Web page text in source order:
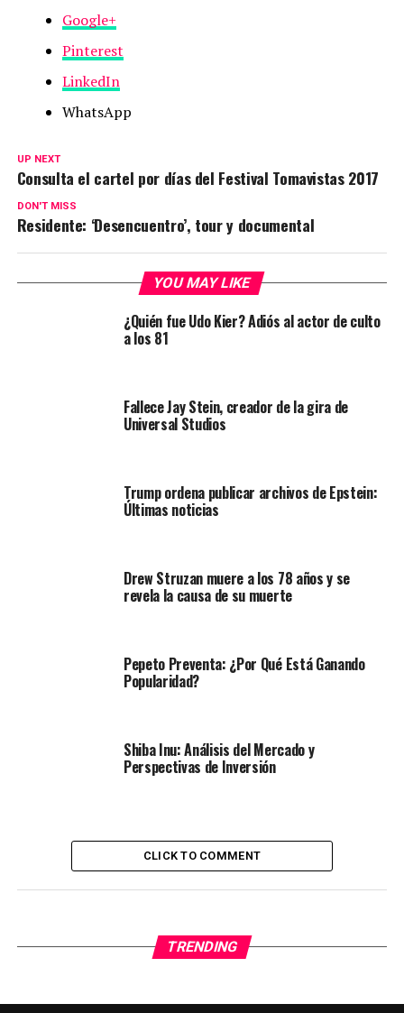
Google+
Pinterest
LinkedIn
WhatsApp
UP NEXT
Consulta el cartel por días del Festival Tomavistas 2017
DON'T MISS
Residente: ‘Desencuentro’, tour y documental
YOU MAY LIKE
¿Quién fue Udo Kier? Adiós al actor de culto
a los 81
Fallece Jay Stein, creador de la gira de
Universal Studios
Trump ordena publicar archivos de Epstein:
Últimas noticias
Drew Struzan muere a los 78 años y se
revela la causa de su muerte
Pepeto Preventa: ¿Por Qué Está Ganando
Popularidad?
Shiba Inu: Análisis del Mercado y
Perspectivas de Inversión
CLICK TO COMMENT
TRENDING